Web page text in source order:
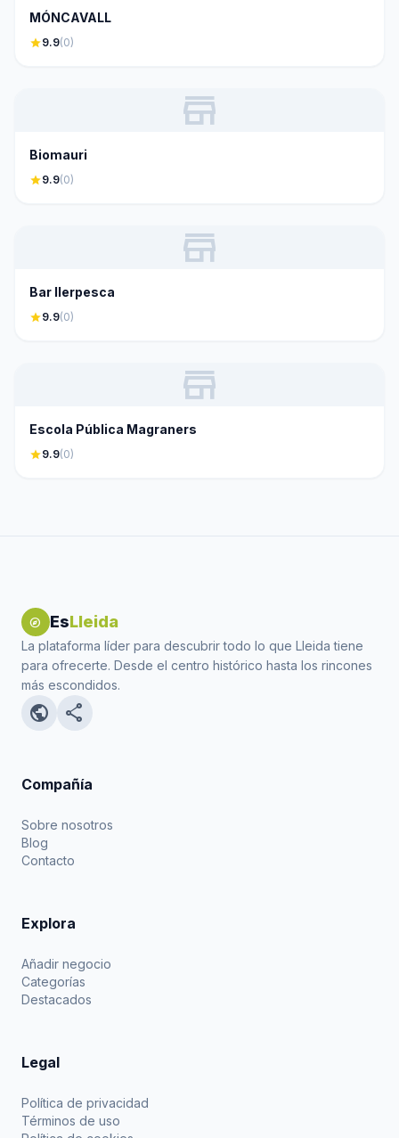
MÓNCAVALL
star9.9(0)
store
Biomauri
star9.9(0)
store
Bar Ilerpesca
star9.9(0)
store
Escola Pública Magraners
star9.9(0)
explore EsLleida
La plataforma líder para descubrir todo lo que Lleida tiene
para ofrecerte. Desde el centro histórico hasta los rincones
más escondidos.
public share
Compañía
Sobre nosotros
Blog
Contacto
Explora
Añadir negocio
Categorías
Destacados
Legal
Política de privacidad
Términos de uso